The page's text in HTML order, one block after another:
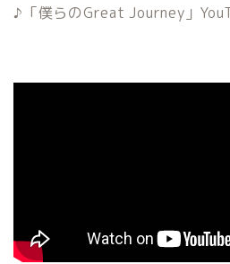
♪ 「僕らのGreat Journey」